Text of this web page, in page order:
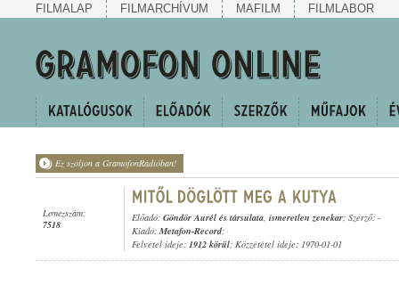
FILMALAP FILMARCHÍVUM MAFILM FILMLABOR
Ez szóljon a GramofonRádióban!
Lemezszám:
7518
Előadó: Göndör Aurél és társulata, ismeretlen zenekar; Szerző: -
Kiadó: Metafon-Record;
Felvétel ideje: 1912 körül; Közzététel ideje: 1970-01-01